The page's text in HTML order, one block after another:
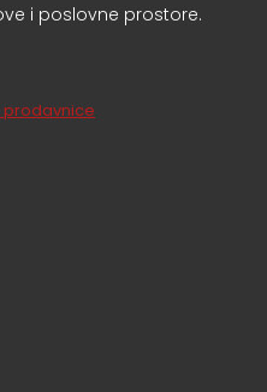
i poslovne prostore.
prodavnice